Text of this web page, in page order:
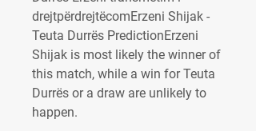
drejtpërdrejtëcomErzeni Shijak -
Teuta Durrës PredictionErzeni
Shijak is most likely the winner of
this match, while a win for Teuta
Durrës or a draw are unlikely to
happen.